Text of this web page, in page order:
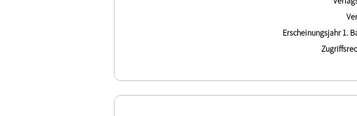
Erscheinungsjahr 1.